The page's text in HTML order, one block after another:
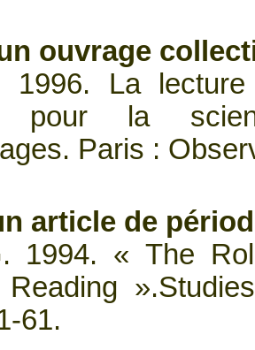
ouvrage
1996. La
pour la
Paris :
article de
1994. « The
Reading
61.